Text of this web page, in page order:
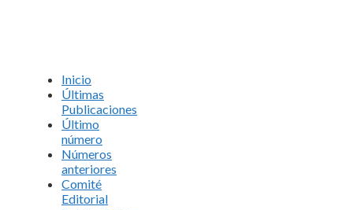
Inicio
Últimas
Publicaciones
Último
número
Números
anteriores
Comité
Editorial